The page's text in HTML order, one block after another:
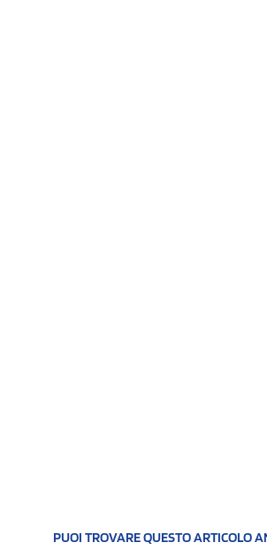
PUOI TROVARE QUESTO ARTICOLO